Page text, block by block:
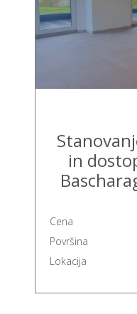
in
Cena
Površina
Lokacija